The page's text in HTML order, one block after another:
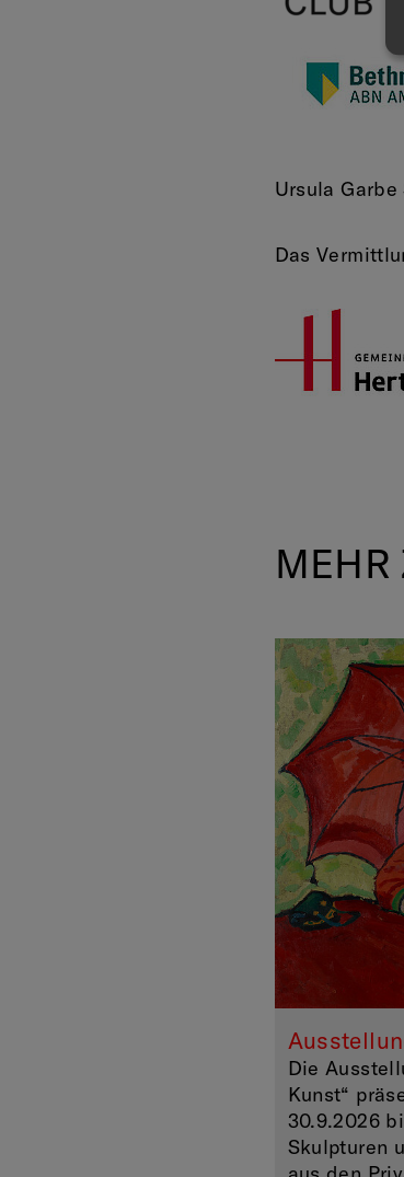
Ursula
Das
MEHR
Die
Kunst“
30.9.2026
Skulpturen